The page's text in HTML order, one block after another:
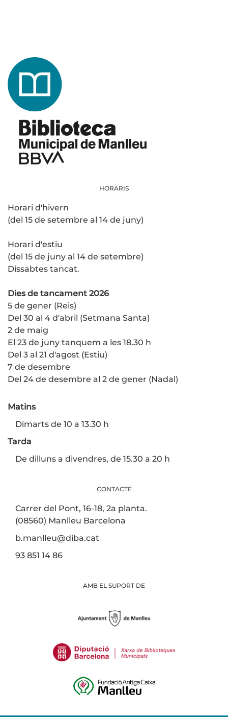
HORARIS
Horari d'hivern
(del 15 de setembre al 14 de juny)
Horari d'estiu
(del 15 de juny al 14 de setembre)
Dissabtes tancat.
Dies de tancament 2026
5 de gener (Reis)
Del 30 al 4 d'abril (Setmana Santa)
2 de maig
El 23 de juny tanquem a les 18.30 h
Del 3 al 21 d'agost (Estiu)
7 de desembre
Del 24 de desembre al 2 de gener (Nadal)
Matins
Dimarts de 10 a 13.30 h
Tarda
De dilluns a divendres, de 15.30 a 20 h
CONTACTE
Carrer del Pont, 16-18, 2a planta.
(08560) Manlleu Barcelona
b.manlleu@diba.cat
93 851 14 86
AMB EL SUPORT DE